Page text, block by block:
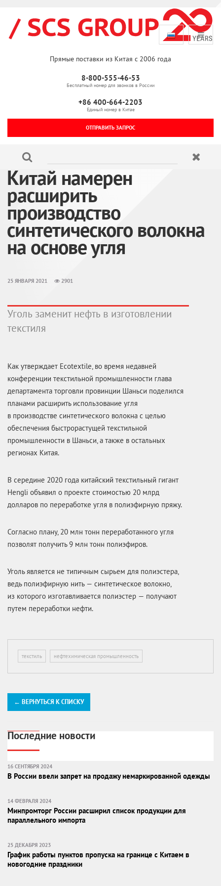
Прямые поставки из Китая с 2006 года
8-800-555-46-53
Бесплатный номер для звонков в России
+86 400-664-2203
Единый номер в Китае
ОТПРАВИТЬ ЗАПРОС
Китай намерен
расширить
производство
синтетического волокна
на основе угля
25 ЯНВАРЯ 2021 2901
Уголь заменит нефть в изготовлении
текстиля
Как утверждает Ecotextile, во время недавней
конференции текстильной промышленности глава
департамента торговли провинции Шаньси поделился
планами расширить использование угля
в производстве синтетического волокна с целью
обеспечения быстрорастущей текстильной
промышленности в Шаньси, а также в остальных
регионах Китая.
В середине 2020 года китайский текстильный гигант
Hengli объявил о проекте стоимостью 20 млрд
долларов по переработке угля в полиэфирную пряжу.
Согласно плану, 20 млн тонн переработанного угля
позволят получить 9 млн тонн полиэфиров.
Уголь является не типичным сырьем для полиэстера,
ведь полиэфирную нить — синтетическое волокно,
из которого изготавливается полиэстер — получают
путем переработки нефти.
текстиль нефтехимическая промышленность
← ВЕРНУТЬСЯ К СПИСКУ
Последние новости
16 СЕНТЯБРЯ 2024
В России ввели запрет на продажу немаркированной одежды
14 ФЕВРАЛЯ 2024
Минпромторг России расширил список продукции для
параллельного импорта
25 ДЕКАБРЯ 2023
График работы пунктов пропуска на границе с Китаем в
новогодние праздники